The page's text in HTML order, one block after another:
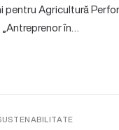
pentru Agricultură
în…